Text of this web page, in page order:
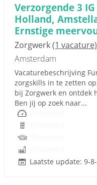
Verzorgende 3
Holland,
Ernstige
Zorgwerk(1 vacature)
Amsterdam
Vacaturebeschrijving
zorgskills in te zetten
bij Zorgwerk en ontdek
Ben jij op zoek naar...
Laatste update: 9-